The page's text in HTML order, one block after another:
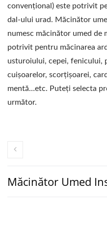
convențional) este potrivit
dal-ului urad. Măcinător
numesc măcinător umed de
potrivit pentru măcinarea
usturoiului, cepei, fenicului,
cuișoarelor, scorțișoarei,
mentă…etc. Puteți selecta
următor.
Măcinător Umed